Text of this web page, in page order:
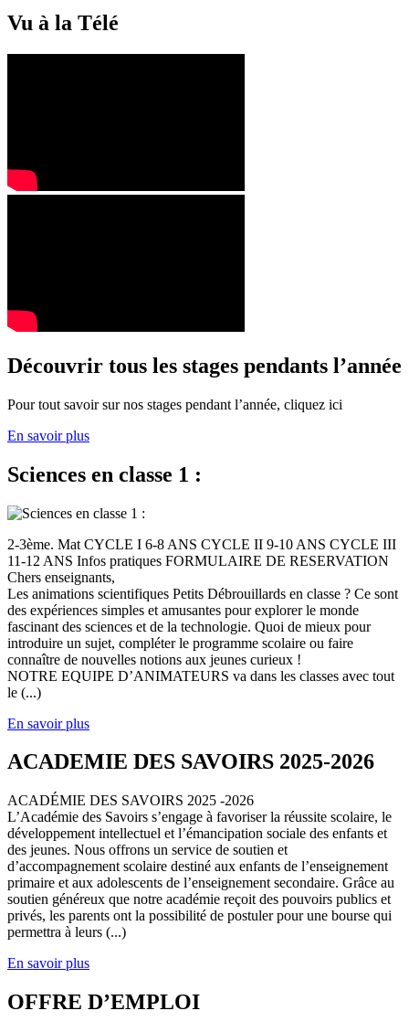
Vu à la Télé
Découvrir tous les stages pendants l’année
Pour tout savoir sur nos stages pendant l’année, cliquez ici
En savoir plus
Sciences en classe 1 :
2-3ème. Mat CYCLE I 6-8 ANS CYCLE II 9-10 ANS CYCLE III
11-12 ANS Infos pratiques FORMULAIRE DE RESERVATION
Chers enseignants,
Les animations scientifiques Petits Débrouillards en classe ? Ce sont
des expériences simples et amusantes pour explorer le monde
fascinant des sciences et de la technologie. Quoi de mieux pour
introduire un sujet, compléter le programme scolaire ou faire
connaître de nouvelles notions aux jeunes curieux !
NOTRE EQUIPE D’ANIMATEURS va dans les classes avec tout
le (...)
En savoir plus
ACADEMIE DES SAVOIRS 2025-2026
ACADÉMIE DES SAVOIRS 2025 -2026
L’Académie des Savoirs s’engage à favoriser la réussite scolaire, le
développement intellectuel et l’émancipation sociale des enfants et
des jeunes. Nous offrons un service de soutien et
d’accompagnement scolaire destiné aux enfants de l’enseignement
primaire et aux adolescents de l’enseignement secondaire. Grâce au
soutien généreux que notre académie reçoit des pouvoirs publics et
privés, les parents ont la possibilité de postuler pour une bourse qui
permettra à leurs (...)
En savoir plus
OFFRE D’EMPLOI